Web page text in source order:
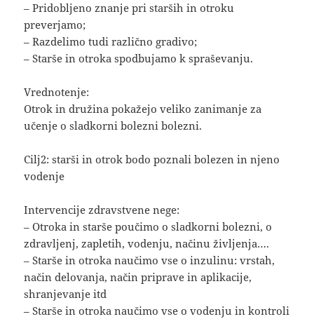
– Pridobljeno znanje pri starših in otroku
preverjamo;
– Razdelimo tudi različno gradivo;
– Starše in otroka spodbujamo k spraševanju.
Vrednotenje:
Otrok in družina pokažejo veliko zanimanje za
učenje o sladkorni bolezni bolezni.
Cilj2: starši in otrok bodo poznali bolezen in njeno
vodenje
Intervencije zdravstvene nege:
– Otroka in starše poučimo o sladkorni bolezni, o
zdravljenj, zapletih, vodenju, načinu življenja….
– Starše in otroka naučimo vse o inzulinu: vrstah,
način delovanja, način priprave in aplikacije,
shranjevanje itd
– Starše in otroka naučimo vse o vodenju in kontroli